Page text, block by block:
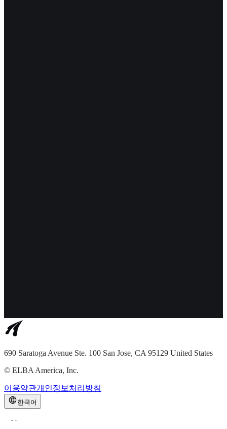
690 Saratoga Avenue Ste. 100 San Jose, CA 95129 United States
© ELBA America, Inc.
이용약관개인정보처리방침
한국어
기능